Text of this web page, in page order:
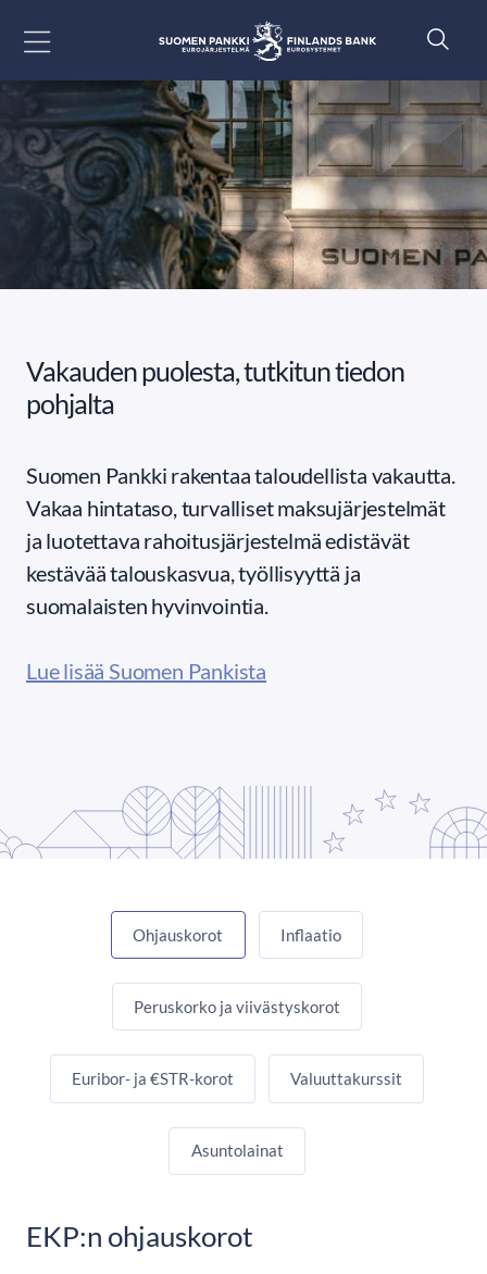
Vakauden puolesta, tutkitun tiedon
pohjalta
Suomen Pankki rakentaa taloudellista vakautta.
Vakaa hintataso, turvalliset maksujärjestelmät
ja luotettava rahoitusjärjestelmä edistävät
kestävää talouskasvua, työllisyyttä ja
suomalaisten hyvinvointia.
Lue lisää Suomen Pankista
Ohjauskorot Inflaatio
Peruskorko ja viivästyskorot
Euribor- ja €STR-korot Valuuttakurssit
Asuntolainat
EKP:n ohjauskorot